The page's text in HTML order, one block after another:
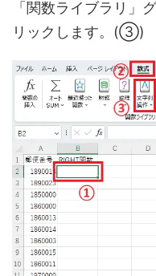
「関数ライブラリ」
リックします。(③)